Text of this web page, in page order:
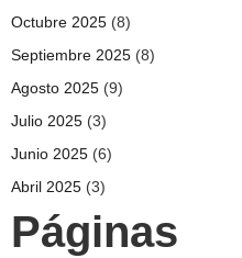
Octubre 2025 (8)
Septiembre 2025 (8)
Agosto 2025 (9)
Julio 2025 (3)
Junio 2025 (6)
Abril 2025 (3)
Páginas